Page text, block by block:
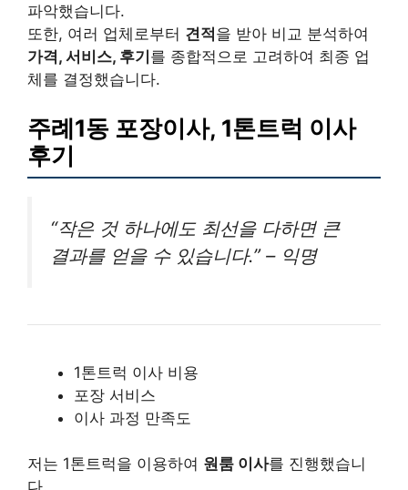
파악했습니다.
또한, 여러 업체로부터 견적 을 받아 비교 분석하여
가격, 서비스, 후기 를 종합적으로 고려하여 최종 업
체를 결정했습니다.
주례1동 포장이사, 1톤트럭 이사
후기
“작은 것 하나에도 최선을 다하면 큰
결과를 얻을 수 있습니다.” – 익명
1톤트럭 이사 비용
포장 서비스
이사 과정 만족도
저는 1톤트럭을 이용하여 원룸 이사를 진행했습니
다.